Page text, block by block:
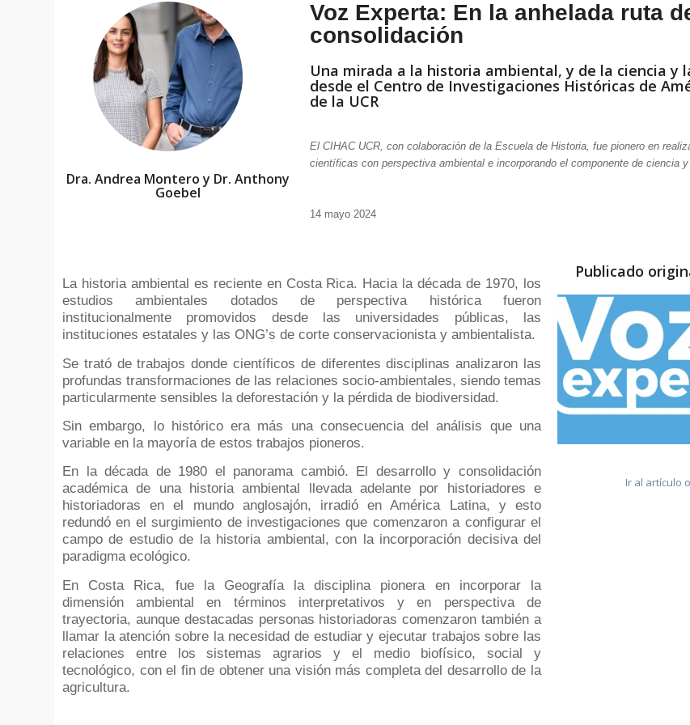
Dra. Andrea Montero y Dr. Anthony
Goebel
Voz Experta: En la anhelada ruta
consolidación
Una mirada a la historia ambiental, y de la ciencia y
desde el Centro de Investigaciones Históricas de
de la UCR
El CIHAC UCR, con colaboración de la Escuela de Historia, fue pionero en
científicas con perspectiva ambiental e incorporando el componente de ciencia y
14 mayo 2024
La historia ambiental es reciente en Costa Rica. Hacia la década de 1970, los
estudios ambientales dotados de perspectiva histórica fueron
institucionalmente promovidos desde las universidades públicas, las
instituciones estatales y las ONG’s de corte conservacionista y ambientalista.
Se trató de trabajos donde científicos de diferentes disciplinas analizaron las
profundas transformaciones de las relaciones socio-ambientales, siendo temas
particularmente sensibles la deforestación y la pérdida de biodiversidad.
Sin embargo, lo histórico era más una consecuencia del análisis que una
variable en la mayoría de estos trabajos pioneros.
En la década de 1980 el panorama cambió. El desarrollo y consolidación
académica de una historia ambiental llevada adelante por historiadores e
historiadoras en el mundo anglosajón, irradió en América Latina, y esto
redundó en el surgimiento de investigaciones que comenzaron a configurar el
campo de estudio de la historia ambiental, con la incorporación decisiva del
paradigma ecológico.
En Costa Rica, fue la Geografía la disciplina pionera en incorporar la
dimensión ambiental en términos interpretativos y en perspectiva de
trayectoria, aunque destacadas personas historiadoras comenzaron también a
llamar la atención sobre la necesidad de estudiar y ejecutar trabajos sobre las
relaciones entre los sistemas agrarios y el medio biofísico, social y
tecnológico, con el fin de obtener una visión más completa del desarrollo de la
agricultura.
Publicado
Ir al artículo